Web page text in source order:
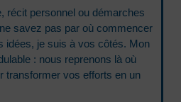
récit personnel ou démarches
savez pas par où commencer
idées, je suis à vos côtés. Mon
: nous reprenons là où
transformer vos efforts en un